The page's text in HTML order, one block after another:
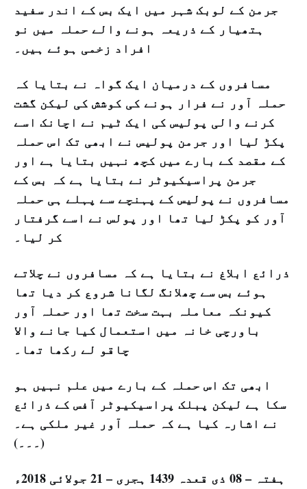
جرمن کے لوبک شہر میں ایک بس کے اندر سفید
ہتھیار کے ذریعہ ہونے والے حملہ میں نو
افراد زخمی ہوئے ہیں۔
مسافروں کے درمیان ایک گواہ نے بتایا کہ
حملہ آور نے فرار ہونے کی کوشش کی لیکن گشت
کرنے والی پولیس کی ایک ٹیم نے اچانک اسے
پکڑ لیا اور جرمن پولیس نے ابھی تک اس حملہ
کے مقصد کے بارے میں کچھ نہیں بتایا ہے اور
جرمن پراسیکیوٹر نے بتایا ہے کہ بس کے
مسافروں نے پولیس کے پہنچے سے پہلے ہی حملہ
آور کو پکڑ لیا تھا اور پولس نے اسے گرفتار
کر لیا۔
ذرائع ابلاغ نے بتایا ہے کہ مسافروں نے چلاتے
ہوئے بس سے چھلانگ لگانا شروع کر دیا تھا
کیونکہ معاملہ بہت سخت تھا اور حملہ آور
باورچی خانہ میں استعمال کیا جانے والا
چاقو لے رکھا تھا۔
ابھی تک اس حملہ کے بارے میں علم نہیں ہو
سکا ہے لیکن پبلک پراسیکیوٹر آفس کے ذرائع
نے اشارہ کیا ہے کہ حملہ آور غیر ملکی ہے۔
(۔۔۔)
ہفتہ – 08 ذی قعدہ 1439 ہجری – 21 جولائی 2018ء